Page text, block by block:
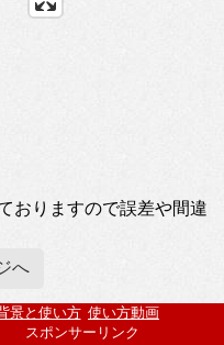
おりますので誤差や間違
へ
景と使い方 使い方動画
スポンサーリンク